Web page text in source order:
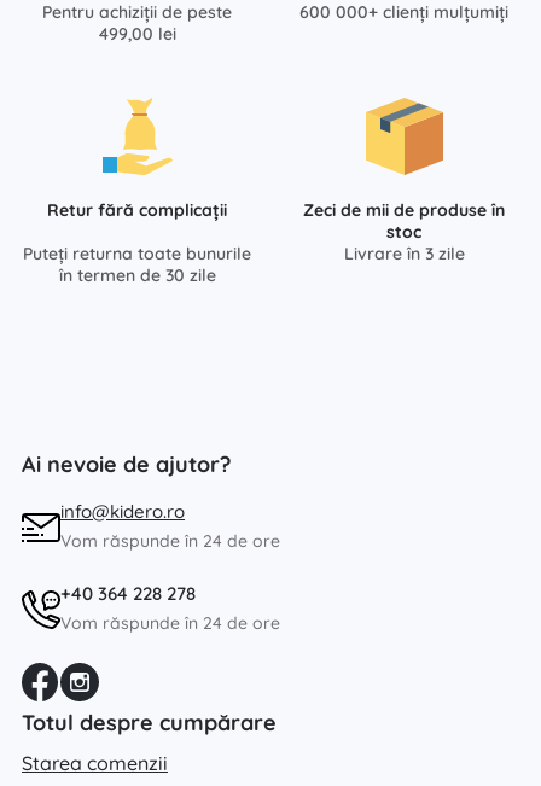
Pentru achiziții de peste
499,00 lei
600 000+ clienți mulțumiți
Retur fără complicații
Puteți returna toate bunurile
în termen de 30 zile
Zeci de mii de produse în
stoc
Livrare în 3 zile
Ai nevoie de ajutor?
info@kidero.ro
Vom răspunde în 24 de ore
+40 364 228 278
Vom răspunde în 24 de ore
Totul despre cumpărare
Starea comenzii